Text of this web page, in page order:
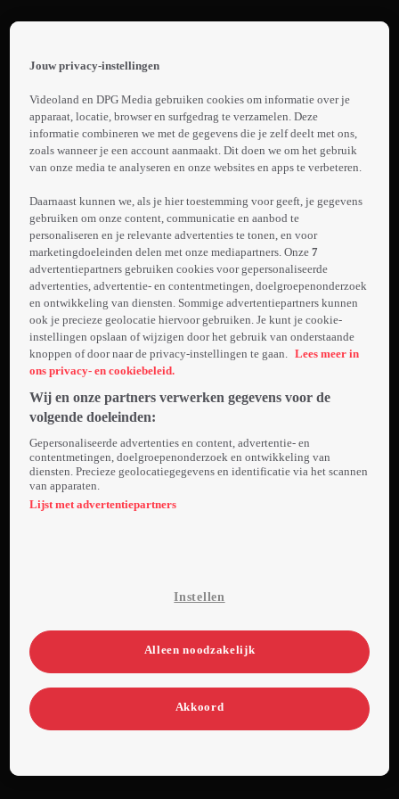
page
Love
Hunt
Trailer:
The
Love
Meg keert
terug naar
ouderlijk
huis nadat
haar vader,
een
archeoloog,
is
overleden.
Ze krijgt te
horen dat
ze zijn
landgoed
erft als ze
Ze gaat op
zoek,
samen met
boer Tom.
Meer
info
Jouw privacy-instellingen
Videoland en DPG Media gebruiken cookies om informatie over je
apparaat, locatie, browser en surfgedrag te verzamelen. Deze
informatie combineren we met de gegevens die je zelf deelt met ons,
zoals wanneer je een account aanmaakt. Dit doen we om het gebruik
van onze media te analyseren en onze websites en apps te verbeteren.
Daarnaast kunnen we, als je hier toestemming voor geeft, je gegevens
gebruiken om onze content, communicatie en aanbod te
personaliseren en je relevante advertenties te tonen, en voor
marketingdoeleinden delen met onze mediapartners. Onze7
advertentiepartners gebruiken cookies voor gepersonaliseerde
advertenties, advertentie- en contentmetingen, doelgroepenonderzoek
en ontwikkeling van diensten. Sommige advertentiepartners kunnen
ook je precieze geolocatie hiervoor gebruiken. Je kunt je cookie-
instellingen opslaan of wijzigen door het gebruik van onderstaande
knoppen of door naar de privacy-instellingen te gaan. Lees meer in
ons privacy- en cookiebeleid.
Wij en onze partners verwerken gegevens voor de
volgende doeleinden:
Gepersonaliseerde advertenties en content, advertentie- en
contentmetingen, doelgroepenonderzoek en ontwikkeling van
diensten. Precieze geolocatiegegevens en identificatie via het scannen
van apparaten.
Lijst met advertentiepartners
Instellen
Alleen noodzakelijk
Akkoord